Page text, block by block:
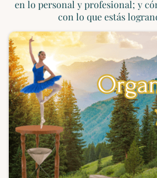
en lo personal y profesional; y
con lo que estás